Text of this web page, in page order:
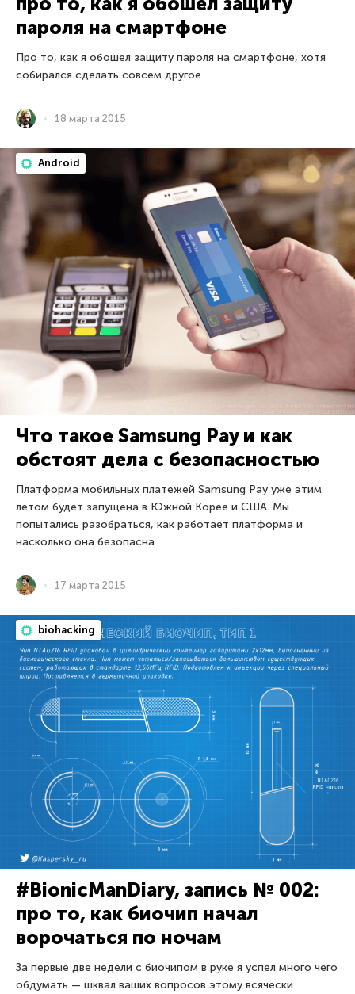
пароля на смартфоне
Про то, как я обошел защиту пароля на смартфоне, хотя
собирался сделать совсем другое
18 марта 2015
Android
Что такое Samsung Pay и как
обстоят дела с безопасностью
Платформа мобильных платежей Samsung Pay уже этим
летом будет запущена в Южной Корее и США. Мы
попытались разобраться, как работает платформа и
насколько она безопасна
17 марта 2015
biohacking
#BionicManDiary, запись № 002:
про то, как биочип начал
ворочаться по ночам
За первые две недели с биочипом в руке я успел много чего
обдумать — шквал ваших вопросов этому всячески